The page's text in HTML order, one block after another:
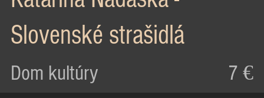
Slovenské strašidlá
Dom kultúry 7 €